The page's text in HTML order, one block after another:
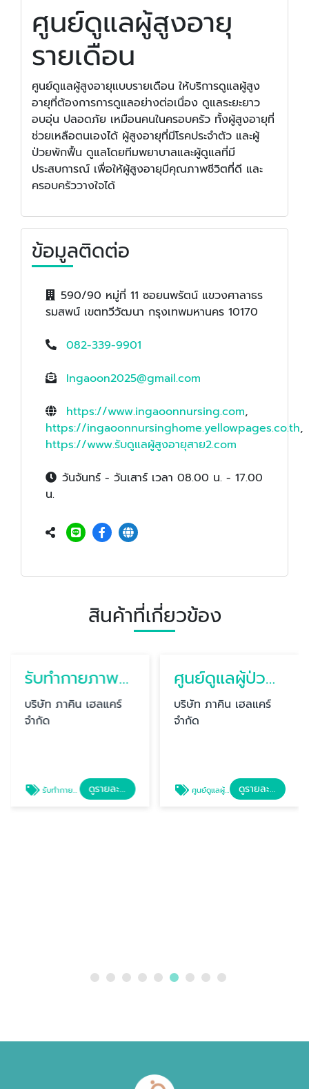
ศูนย์ดูแลผู้สูงอายุ
รายเดือน
ศูนย์ดูแลผู้สูงอายุแบบรายเดือน ให้บริการดูแลผู้สูง
อายุที่ต้องการการดูแลอย่างต่อเนื่อง ดูแลระยะยาว
อบอุ่น ปลอดภัย เหมือนคนในครอบครัว ทั้งผู้สูงอายุที่
ช่วยเหลือตนเองได้ ผู้สูงอายุที่มีโรคประจำตัว และผู้
ป่วยพักฟื้น ดูแลโดยทีมพยาบาลและผู้ดูแลที่มี
ประสบการณ์ เพื่อให้ผู้สูงอายุมีคุณภาพชีวิตที่ดี และ
ครอบครัววางใจได้
ข้อมูลติดต่อ
590/90 หมู่ที่ 11 ซอยนพรัตน์ แขวงศาลาธร
รมสพน์ เขตทวีวัฒนา กรุงเทพมหานคร 10170
082-339-9901
Ingaoon2025@gmail.com
https://www.ingaoonnursing.com,
https://ingaoonnursinghome.yellowpages.co.th,
https://www.รับดูแลผู้สูงอายุสาย2.com
วันจันทร์ - วันเสาร์ เวลา 08.00 น. - 17.00
น.
สินค้าที่เกี่ยวข้อง
ศูนย์ดูแลผู้ป่วยติดเตียง พุทธมณฑลสาย 2
บริษัท ภาคิน เฮลแคร์
จำกัด
ศูนย์ดูแลผู้ป่วยติดเตียง พุทธมณฑลสาย 2 ดูรายละเอียด